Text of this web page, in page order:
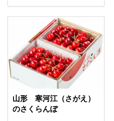
山形 寒河江（さがえ）
のさくらんぼ